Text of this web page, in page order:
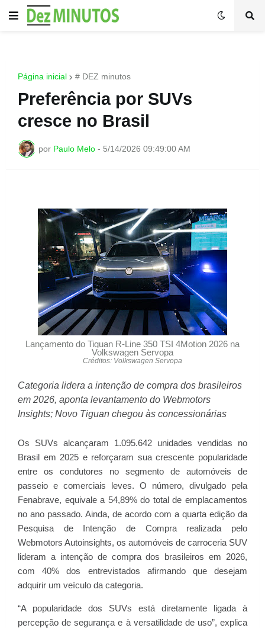
Página inicial # DEZ minutos
Preferência por SUVs
cresce no Brasil
por Paulo Melo - 5/14/2026 09:49:00 AM
Lançamento do Tiguan R-Line 350 TSI 4Motion 2026 na
Volkswagen Servopa
Créditos: Volkswagen Servopa
Categoria lidera a intenção de compra dos brasileiros
em 2026, aponta levantamento do Webmotors
Insights; Novo Tiguan chegou às concessionárias
Os SUVs alcançaram 1.095.642 unidades vendidas no
Brasil em 2025 e reforçaram sua crescente popularidade
entre os condutores no segmento de automóveis de
passeio e comerciais leves. O número, divulgado pela
Fenabrave, equivale a 54,89% do total de emplacamentos
no ano passado. Ainda, de acordo com a quarta edição da
Pesquisa de Intenção de Compra realizada pelo
Webmotors Autoinsights, os automóveis de carroceria SUV
lideram a intenção de compra dos brasileiros em 2026,
com 40% dos entrevistados afirmando que desejam
adquirir um veículo da categoria.
“A popularidade dos SUVs está diretamente ligada à
percepção de segurança e à versatilidade de uso”, explica